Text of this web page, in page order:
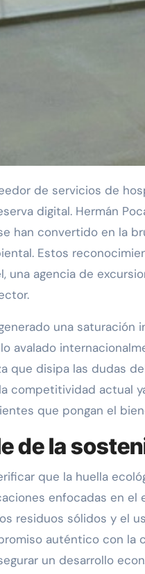
de servicios de
digital. Hermán
han convertido en la
Estos
una agencia de
una
avalado
que disipa las dudas
competitividad actual
que pongan el
de la
que la huella
enfocadas en
residuos sólidos y el
auténtico con la
un desarrollo